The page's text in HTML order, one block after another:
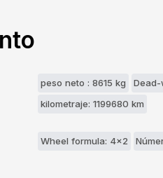
peso neto : 8615 kg
kilometraje: 1199680 km
Wheel formula: 4x2